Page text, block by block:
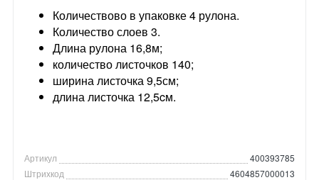
Количествово в упаковке 4 рулона.
Количество слоев 3.
Длина рулона 16,8м;
количество листочков 140;
ширина листочка 9,5см;
длина листочка 12,5cм.
Артикул
400393785
Штрихкод
4604857000013